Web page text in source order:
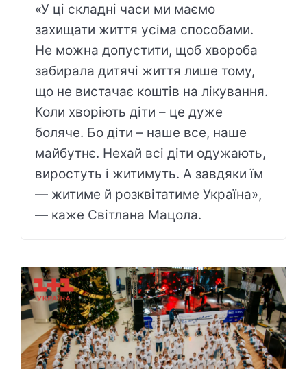
«У ці складні часи ми маємо
захищати життя усіма способами.
Не можна допустити, щоб хвороба
забирала дитячі життя лише тому,
що не вистачає коштів на лікування.
Коли хворіють діти – це дуже
боляче. Бо діти – наше все, наше
майбутнє. Нехай всі діти одужають,
виростуть і житимуть. А завдяки їм
— житиме й розквітатиме Україна»,
— каже Світлана Мацола.